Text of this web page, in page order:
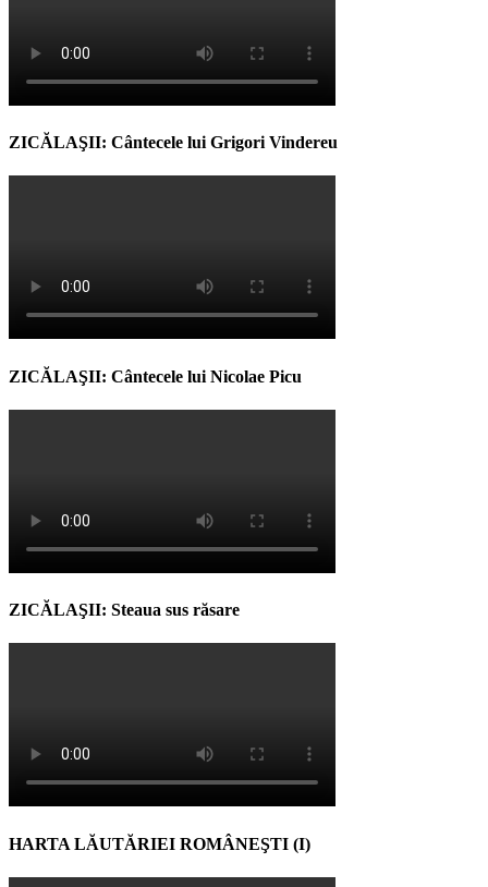
ZICĂLAŞII: Cântecele lui Grigori Vindereu
ZICĂLAŞII: Cântecele lui Nicolae Picu
ZICĂLAŞII: Steaua sus răsare
HARTA LĂUTĂRIEI ROMÂNEŞTI (I)